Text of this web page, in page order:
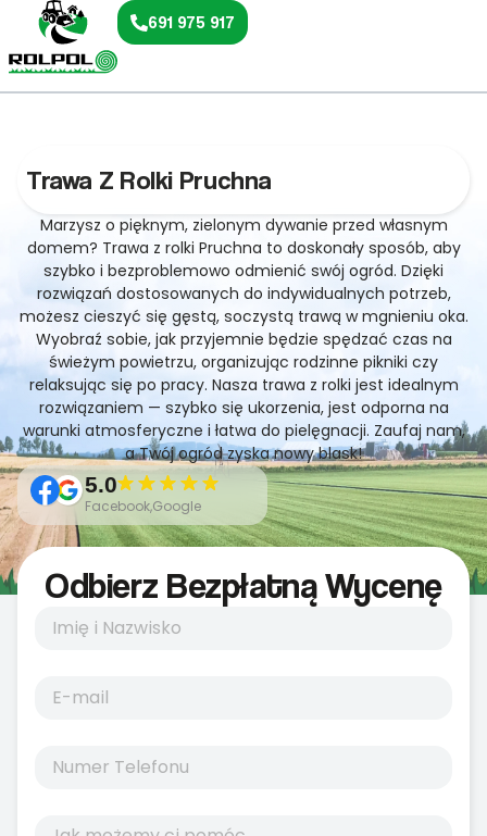
691 975 917
Trawa Z Rolki Pruchna
Marzysz o pięknym, zielonym dywanie przed własnym
domem? Trawa z rolki Pruchna to doskonały sposób, aby
szybko i bezproblemowo odmienić swój ogród. Dzięki
rozwiązań dostosowanych do indywidualnych potrzeb,
możesz cieszyć się gęstą, soczystą trawą w mgnieniu oka.
Wyobraź sobie, jak przyjemnie będzie spędzać czas na
świeżym powietrzu, organizując rodzinne pikniki czy
relaksując się po pracy. Nasza trawa z rolki jest idealnym
rozwiązaniem — szybko się ukorzenia, jest odporna na
warunki atmosferyczne i łatwa do pielęgnacji. Zaufaj nam,
a Twój ogród zyska nowy blask!
5.0
Facebook,Google
Odbierz Bezpłatną Wycenę